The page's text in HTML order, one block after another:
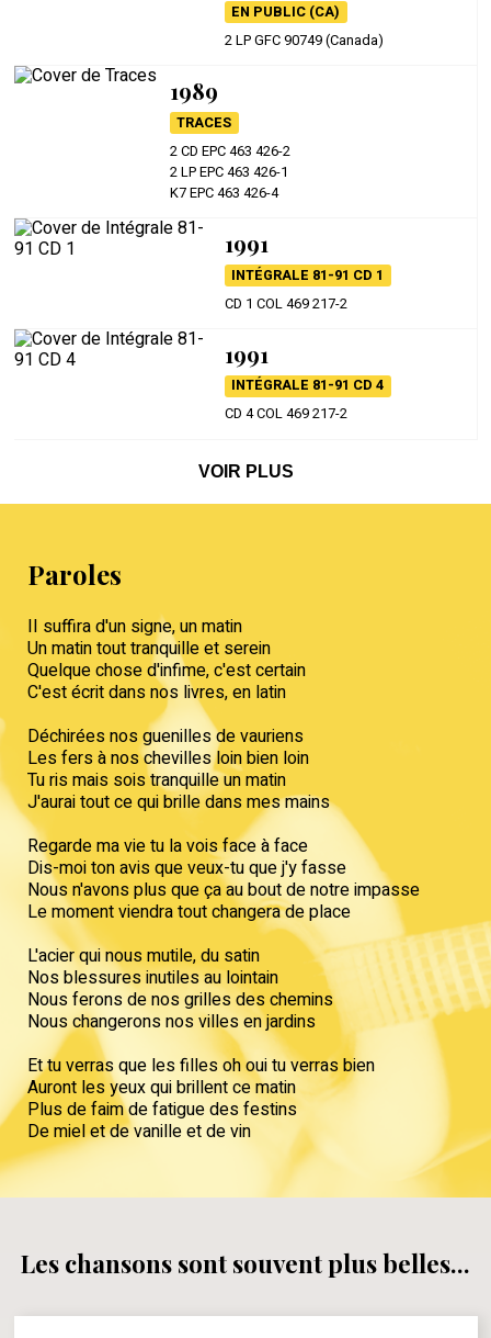
EN PUBLIC (CA)
2 LP GFC 90749 (Canada)
1989
TRACES
2 CD EPC 463 426-2
2 LP EPC 463 426-1
K7 EPC 463 426-4
1991
INTÉGRALE 81-91 CD 1
CD 1 COL 469 217-2
1991
INTÉGRALE 81-91 CD 4
CD 4 COL 469 217-2
VOIR PLUS
Paroles
II suffira d'un signe, un matin
Un matin tout tranquille et serein
Quelque chose d'infime, c'est certain
C'est écrit dans nos livres, en latin
Déchirées nos guenilles de vauriens
Les fers à nos chevilles loin bien loin
Tu ris mais sois tranquille un matin
J'aurai tout ce qui brille dans mes mains
Regarde ma vie tu la vois face à face
Dis-moi ton avis que veux-tu que j'y fasse
Nous n'avons plus que ça au bout de notre impasse
Le moment viendra tout changera de place
L'acier qui nous mutile, du satin
Nos blessures inutiles au lointain
Nous ferons de nos grilles des chemins
Nous changerons nos villes en jardins
Et tu verras que les filles oh oui tu verras bien
Auront les yeux qui brillent ce matin
Plus de faim de fatigue des festins
De miel et de vanille et de vin
Les chansons sont souvent plus belles...